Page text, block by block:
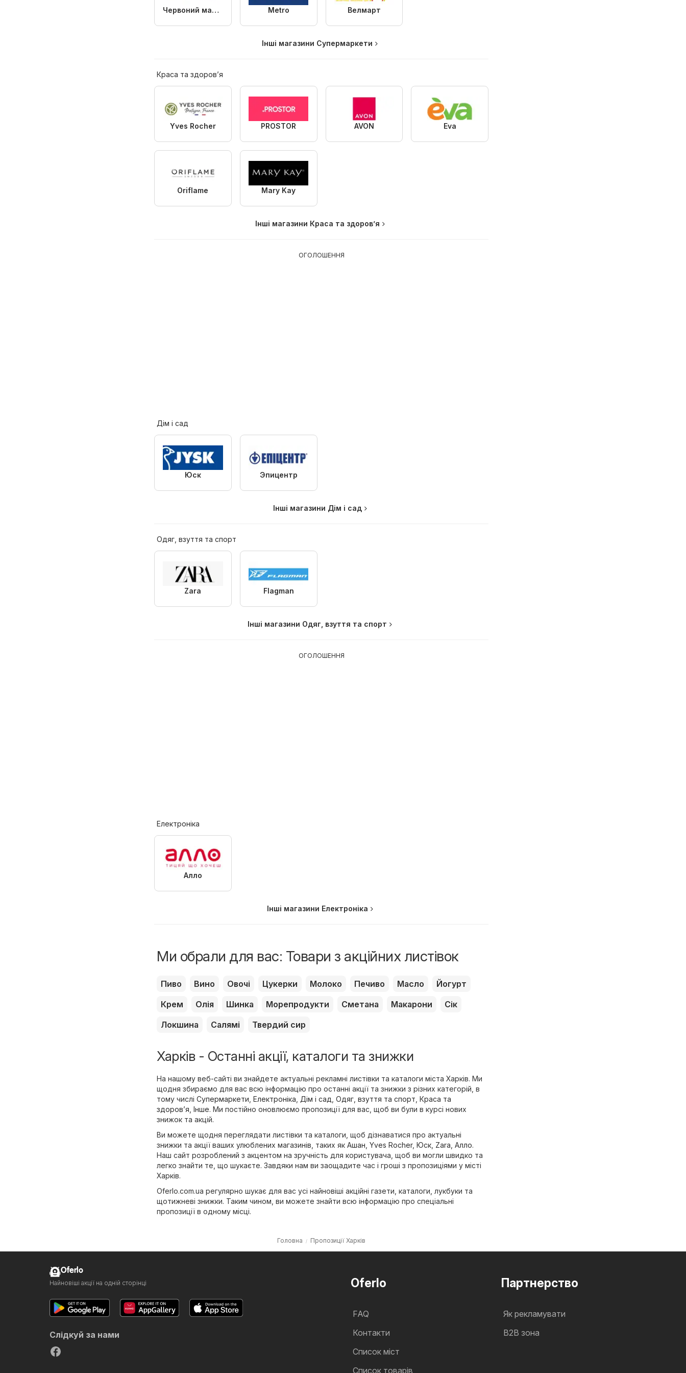
Червоний маркет Metro Велмарт
Інші магазини Супермаркети
Краса та здоров’я
Yves Rocher PROSTOR AVON Eva
Oriflame Mary Kay
Інші магазини Краса та здоров’я
ОГОЛОШЕННЯ
Дім і сад
Юск Эпицентр
Інші магазини Дім і сад
Одяг, взуття та спорт
Zara Flagman
Інші магазини Одяг, взуття та спорт
ОГОЛОШЕННЯ
Електроніка
Алло
Інші магазини Електроніка
Ми обрали для вас: Товари з акційних листівок
Пиво Вино Овочі Цукерки Молоко Печиво Масло
Йогурт
Крем
Олія Шинка Морепродукти Сметана Макарони
Сік
Локшина
Салямі Твердий сир
Харків - Останні акції, каталоги та знижки
На нашому веб-сайті ви знайдете актуальні рекламні листівки та каталоги міста Харків. Ми
щодня збираємо для вас всю інформацію про останні акції та знижки з різних категорій, в
тому числі Супермаркети Електроніка Дім і сад Одяг, взуття та спорт Краса та
здоров’я Інше. Ми постійно оновлюємо пропозиції для вас, щоб ви були в курсі нових
знижок та акцій.
Ви можете щодня переглядати листівки та каталоги, щоб дізнаватися про актуальні
знижки та акції ваших улюблених магазинів, таких як Ашан Yves Rocher, Юск Zara Алло.
Наш сайт розроблений з акцентом на зручність для користувача, щоб ви могли швидко та
легко знайти те, що шукаєте. Завдяки нам ви заощадите час і гроші з пропозиціями у місті
Харків.
Oferlo.com.ua регулярно шукає для вас усі найновіші акційні газети, каталоги, лукбуки та
щотижневі знижки. Таким чином, ви можете знайти всю інформацію про спеціальні
пропозиції в одному місці.
Головна Пропозиції Харків
Oferlo
FAQ
Контакти
Cписок міст
Список товарів
Партнерство
Як рекламувати
B2B зона
Oferlo
Найновіші акції на одній сторінці
Слідкуй за нами